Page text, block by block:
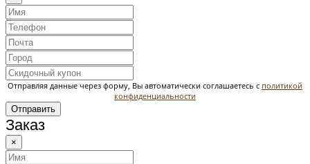
Отправляя данные через форму, Вы автоматически соглашаетесь с политикой
конфиденциальности
Отправить
Заказ
×